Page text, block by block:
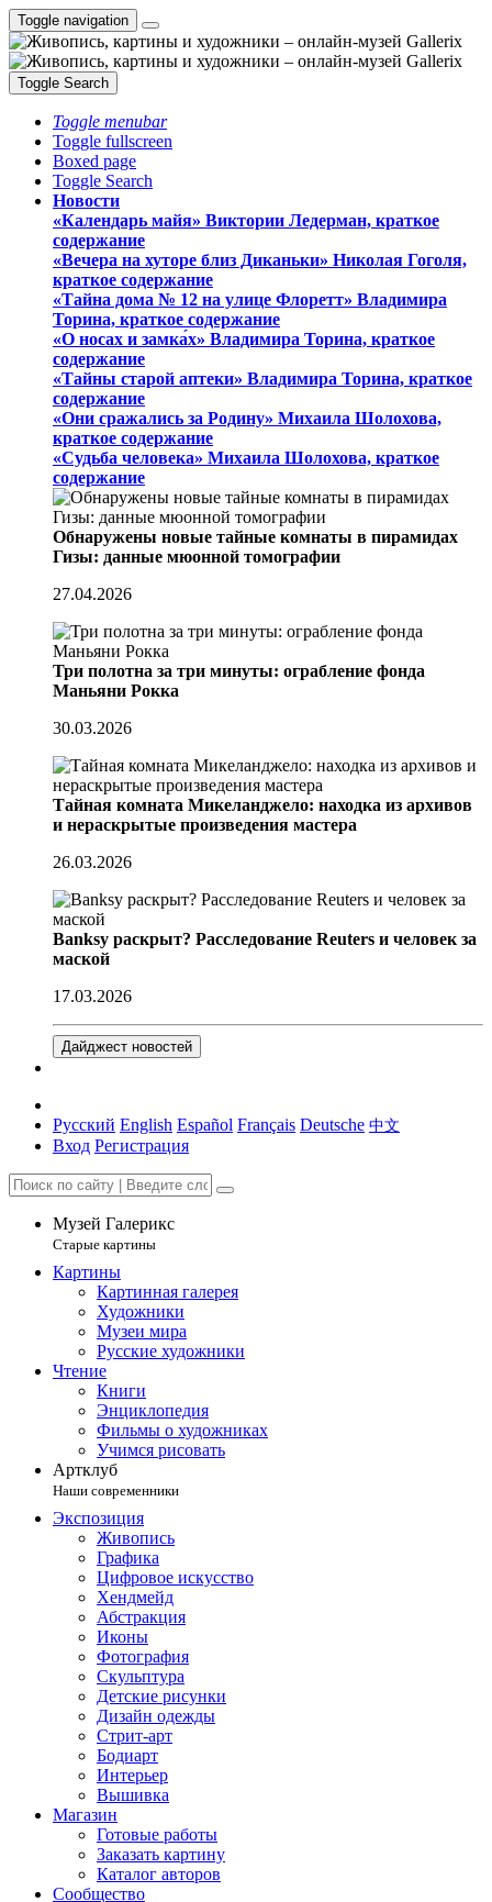
Toggle navigation
Toggle Search
Toggle menubar
Toggle fullscreen
Boxed page
Toggle Search
Новости
«Календарь майя» Виктории Ледерман, краткое
содержание
«Вечера на хуторе близ Диканьки» Николая Гоголя,
краткое содержание
«Тайна дома № 12 на улице Флоретт» Владимира
Торина, краткое содержание
«О носах и замка́х» Владимира Торина, краткое
содержание
«Тайны старой аптеки» Владимира Торина, краткое
содержание
«Они сражались за Родину» Михаила Шолохова,
краткое содержание
«Судьба человека» Михаила Шолохова, краткое
содержание
Обнаружены новые тайные комнаты в пирамидах
Гизы: данные мюонной томографии
27.04.2026
Три полотна за три минуты: ограбление фонда
Маньяни Рокка
30.03.2026
Тайная комната Микеланджело: находка из архивов
и нераскрытые произведения мастера
26.03.2026
Banksy раскрыт? Расследование Reuters и человек за
маской
17.03.2026
Дайджест новостей
Русский English Español Français Deutsche 中文
Вход Регистрация
Музей Галерикс
Старые картины
Картины
Картинная галерея
Художники
Музеи мира
Русские художники
Чтение
Книги
Энциклопедия
Фильмы о художниках
Учимся рисовать
Артклуб
Наши современники
Экспозиция
Живопись
Графика
Цифровое искусство
Хендмейд
Абстракция
Иконы
Фотография
Скульптура
Детские рисунки
Дизайн одежды
Стрит-арт
Бодиарт
Интерьер
Вышивка
Магазин
Готовые работы
Заказать картину
Каталог авторов
Сообщество